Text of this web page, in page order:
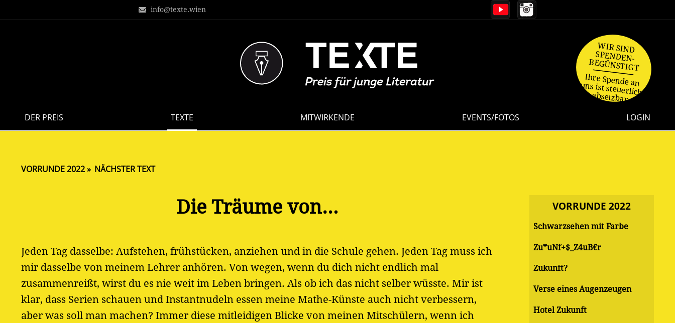
info@texte.wien
NAVIGATION
DER PREIS TEXTE MITWIRKENDE EVENTS/FOTOS LOGIN
WIR SIND
SPENDEN-
BEGÜNSTIGT
Ihre Spende an
uns ist steuerlich
absetzbar.
Die Träume von…
Jeden Tag dasselbe: Aufstehen, frühstücken, anziehen und in die Schule gehen. Jeden Tag muss ich
mir dasselbe von meinem Lehrer anhören. Von wegen, wenn du dich nicht endlich mal
zusammenreißt, wirst du es nie weit im Leben bringen. Als ob ich das nicht selber wüsste. Mir ist
klar, dass Serien schauen und Instantnudeln essen meine Mathe-Künste auch nicht verbessern,
aber was soll man machen? Immer diese mitleidigen Blicke von meinen Mitschülern, wenn ich
VORRUNDE 2022 NÄCHSTER TEXT
VORRUNDE 2022
Schwarzsehen mit Farbe
Zu*uNf+$_Z4uB€r
Zukunft?
Verse eines Augenzeugen
Hotel Zukunft